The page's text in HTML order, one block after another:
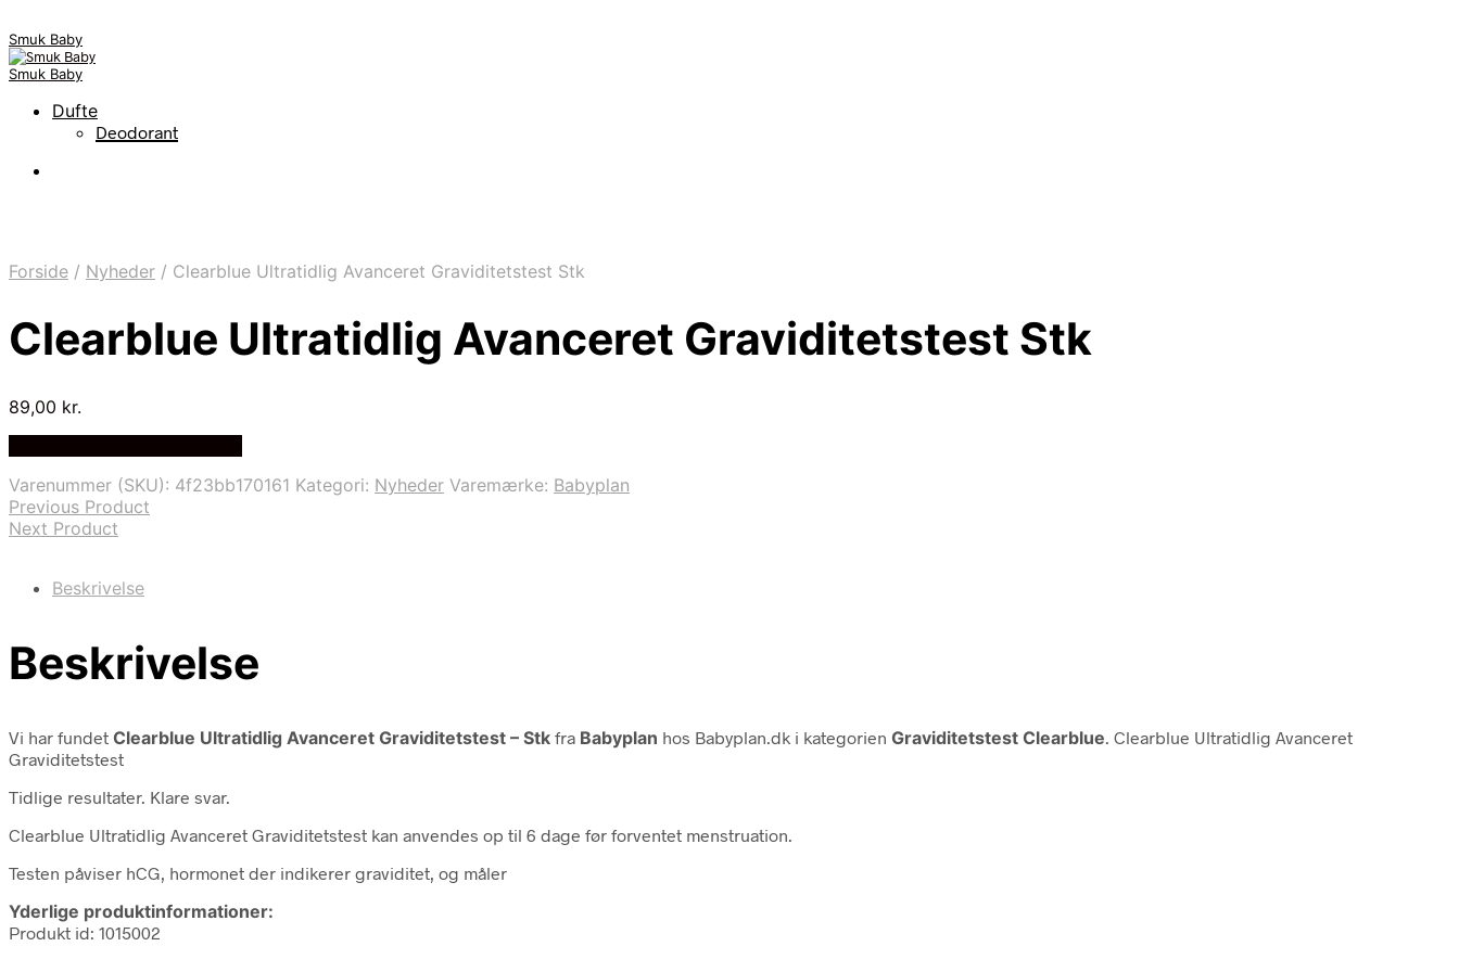
Smuk Baby
Smuk Baby
Dufte
Deodorant
Forside / Nyheder / Clearblue Ultratidlig Avanceret Graviditetstest Stk
Clearblue Ultratidlig Avanceret Graviditetstest Stk
89,00 kr.
Varenummer (SKU): 4f23bb170161 Kategori: Nyheder Varemærke: Babyplan
Previous Product
Next Product
Beskrivelse
Beskrivelse
Vi har fundet Clearblue Ultratidlig Avanceret Graviditetstest – Stk fra Babyplan hos Babyplan.dk i kategorien Graviditetstest Clearblue . Clearblue Ultratidlig Avanceret
Graviditetstest
Tidlige resultater. Klare svar.
Clearblue Ultratidlig Avanceret Graviditetstest kan anvendes op til 6 dage før forventet menstruation.
Testen påviser hCG, hormonet der indikerer graviditet, og måler
Yderlige produktinformationer:
Produkt id: 1015002